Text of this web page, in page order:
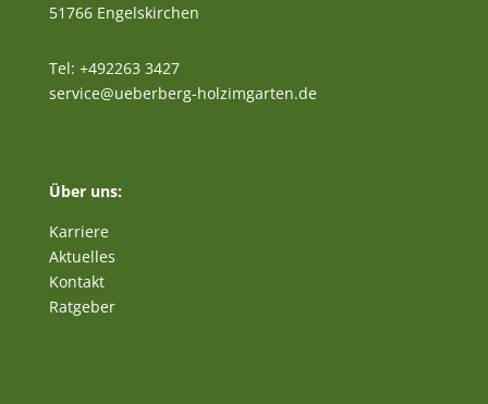
51766 Engelskirchen
Tel: +492263 3427
service@ueberberg-holzimgarten.de
Über uns:
Karriere
Aktuelles
Kontakt
Ratgeber